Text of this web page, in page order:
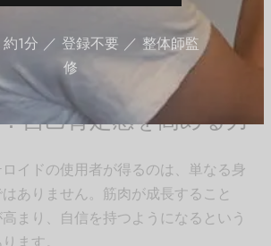
1分 ／ 登録不要 ／ 整体師監
修
スピードが速いほど、達成感と満足感
ユーザーの声は少なくありません。
自己肯定感を高める力
イドの使用者が得るのは、単なる身
ありません。筋肉が成長すること
まり、自信を持つようになるという